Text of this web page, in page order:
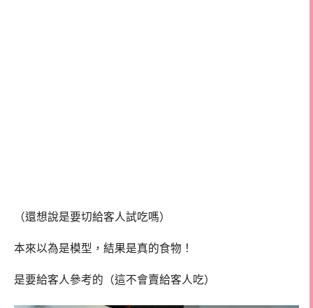
（還想說是要切給客人試吃嗎）
本來以為是模型，結果是真的食物！
是要給客人參考的（這不會賣給客人吃）